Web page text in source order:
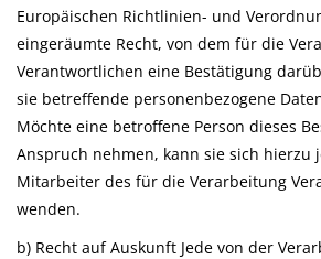
Europäischen Richtlinien- und
eingeräumte Recht, von dem für die
Verantwortlichen eine Bestätigung
sie betreffende personenbezogene
Möchte eine betroffene Person dieses
Anspruch nehmen, kann sie sich hierzu
Mitarbeiter des für die Verarbeitung
wenden.
b) Recht auf Auskunft Jede von der